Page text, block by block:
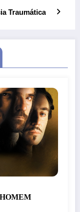
Traumática